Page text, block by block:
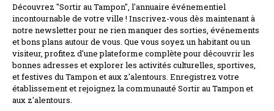
Découvrez "Sortir au Tampon", l'annuaire événementiel
incontournable de votre ville ! Inscrivez-vous dès maintenant à
notre newsletter pour ne rien manquer des sorties, événements
et bons plans autour de vous. Que vous soyez un habitant ou un
visiteur, profitez d'une plateforme complète pour découvrir les
bonnes adresses et explorer les activités culturelles, sportives,
et festives du Tampon et aux z'alentours. Enregistrez votre
établissement et rejoignez la communauté Sortir au Tampon et
aux z'alentours.